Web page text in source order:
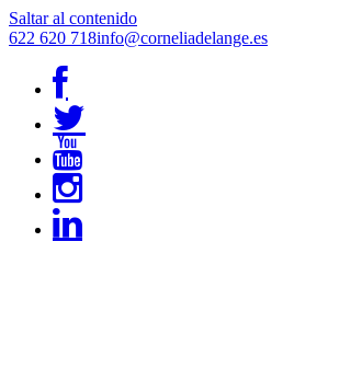
Saltar al contenido
622 620 718info@corneliadelange.es